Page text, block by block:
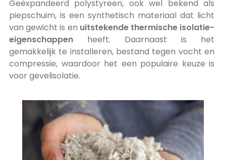
Geëxpandeerd polystyreen, ook wel bekend als
piepschuim, is een synthetisch materiaal dat licht
van gewicht is en uitstekende thermische isolatie-
eigenschappen heeft. Daarnaast is het
gemakkelijk te installeren, bestand tegen vocht en
compressie, waardoor het een populaire keuze is
voor gevelisolatie.